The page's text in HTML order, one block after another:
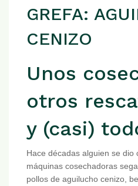
GREFA:
CENIZO
Unos
otros
y (casi)
Hace décadas alguien se dio
máquinas cosechadoras
pollos de aguilucho cenizo,